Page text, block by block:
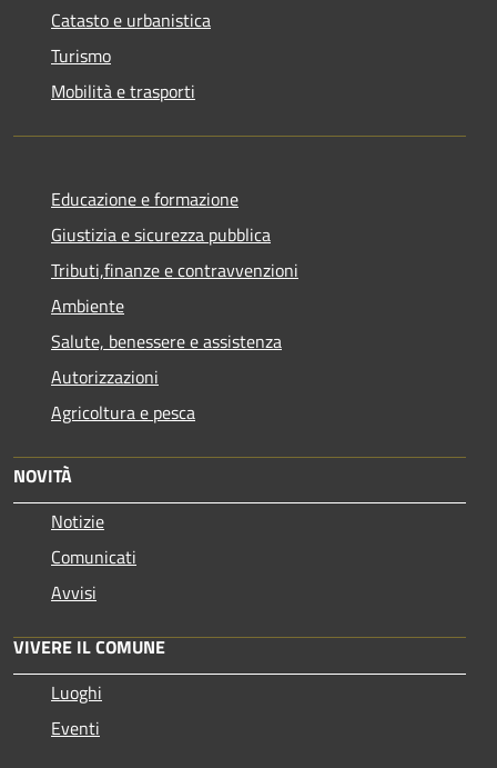
Catasto e urbanistica
Turismo
Mobilità e trasporti
Educazione e formazione
Giustizia e sicurezza pubblica
Tributi,finanze e contravvenzioni
Ambiente
Salute, benessere e assistenza
Autorizzazioni
Agricoltura e pesca
NOVITÀ
Notizie
Comunicati
Avvisi
VIVERE IL COMUNE
Luoghi
Eventi